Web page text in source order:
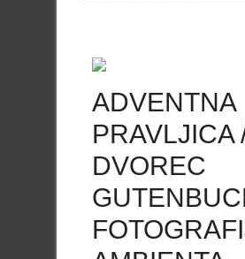
ADVENTNA
PRAVLJICA
DVOREC